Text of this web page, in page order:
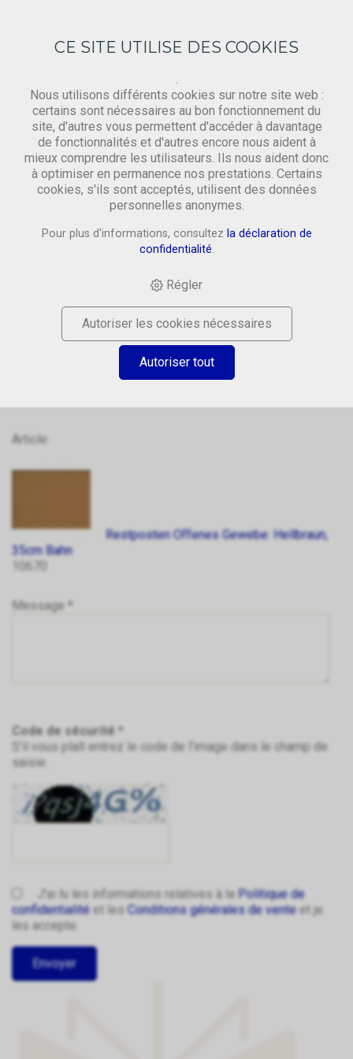
‹ Retourner
Demande
Article:
Restposten Offenes Gewebe: Hellbraun,
35cm Bahn
10670
Message *
Code de sécurité *
S'il vous plaît entrez le code de l'image dans le champ de
saisie.
J'ai lu les informations relatives à la Politique de
confidentialitéet lesConditions générales de venteet je
les accepte.
CE SITE UTILISE DES COOKIES
.
Nous utilisons différents cookies sur notre site web :
certains sont nécessaires au bon fonctionnement du
site, d'autres vous permettent d'accéder à davantage
de fonctionnalités et d'autres encore nous aident à
mieux comprendre les utilisateurs. Ils nous aident donc
à optimiser en permanence nos prestations. Certains
cookies, s'ils sont acceptés, utilisent des données
personnelles anonymes.
Pour plus d'informations, consultez la déclaration de
confidentialité.
Régler
Autoriser les cookies nécessaires
Autoriser tout